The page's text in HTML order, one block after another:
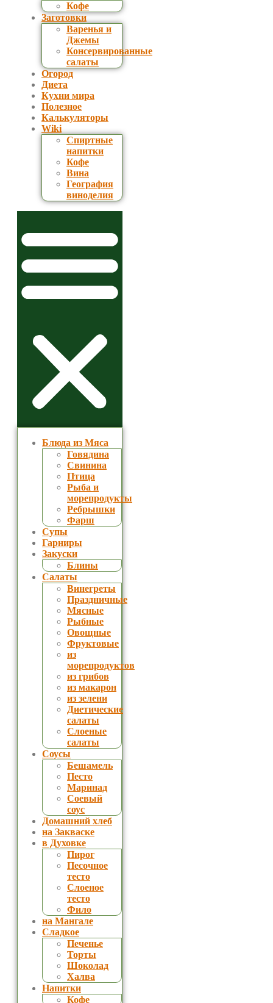
Кофе
Заготовки
Варенья и
Джемы
Консервированные
салаты
Огород
Диета
Кухни мира
Полезное
Калькуляторы
Wiki
Спиртные
напитки
Кофе
Вина
География
виноделия
Блюда из Мяса
Говядина
Свинина
Птица
Рыба и
морепродукты
Ребрышки
Фарш
Супы
Гарниры
Закуски
Блины
Салаты
Винегреты
Праздничные
Мясные
Рыбные
Овощные
Фруктовые
из
морепродуктов
из грибов
из макарон
из зелени
Диетические
салаты
Слоеные
салаты
Соусы
Бешамель
Песто
Маринад
Соевый
соус
Домашний хлеб
на Закваске
в Духовке
Пирог
Песочное
тесто
Слоеное
тесто
Фило
на Мангале
Сладкое
Печенье
Торты
Шоколад
Халва
Напитки
Кофе